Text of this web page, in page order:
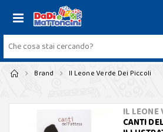
Brand Il Leone Verde Dei Piccoli
IL LEONE
CANTI